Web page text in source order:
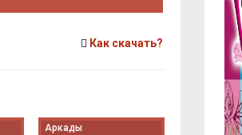
Как скачать?
Аркады